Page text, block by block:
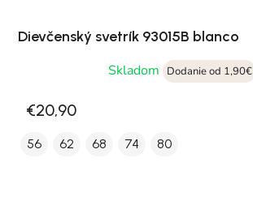
Dievčenský svetrík 93015B blanco
Skladom
Dodanie od 1,90€
€20,90
56 62 68 74 80